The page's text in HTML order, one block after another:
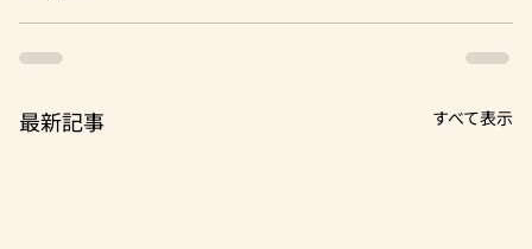
最新記事 すべて表示